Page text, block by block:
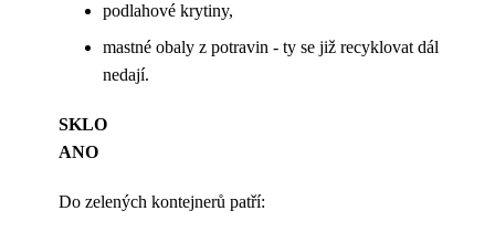
podlahové krytiny,
mastné obaly z potravin - ty se již recyklovat dál
nedají.
SKLO
ANO
Do zelených kontejnerů patří: